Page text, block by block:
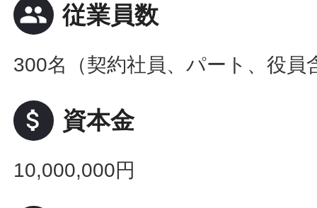
people 従業員数
300名（契約社員、パート、役員
attach_money 資本金
10,000,000円